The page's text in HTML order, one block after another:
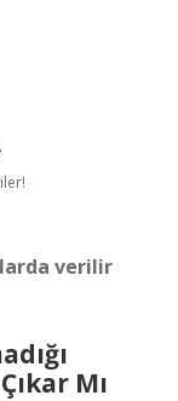
verilir
Mı